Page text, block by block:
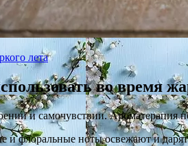
лета
во время
и самочувствии.
и флоральные ноты освежают и